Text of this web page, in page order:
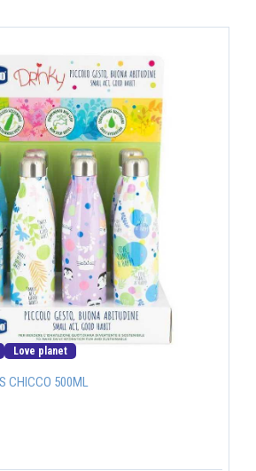
Love planet
CHICCO 500ML